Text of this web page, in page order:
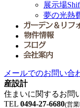
展示場
夢の光熱
メールでのお問い合
産設計
住まいに関するお問
TEL 0494-27-6680(営